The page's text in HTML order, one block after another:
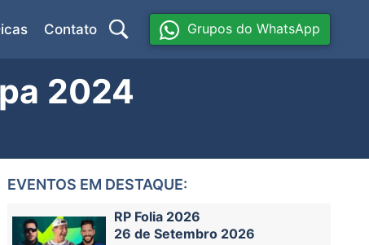
Contato Grupos do WhatsApp
2024
EVENTOS EM DESTAQUE:
RP Folia 2026
26 de Setembro 2026